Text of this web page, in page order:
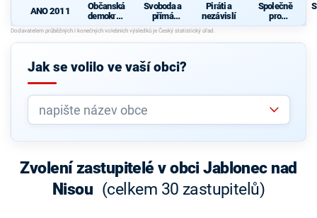
ANO 2011
Občanská
demokrati
cká strana
Svoboda a
přímá
demokraci
e (SPD)
Piráti a
nezávislí
Společně
pro
Jablonec
Jak se volilo ve vaší obci?
Zvolení zastupitelé v obci Jablonec nad
Nisou (celkem 30 zastupitelů)